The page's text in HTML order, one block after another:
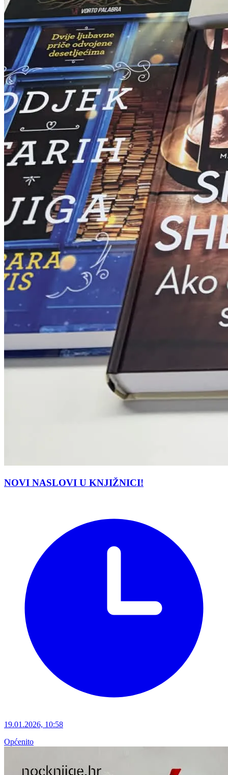
NOVI NASLOVI U KNJIŽNICI!
19.01.2026, 10:58
Općenito